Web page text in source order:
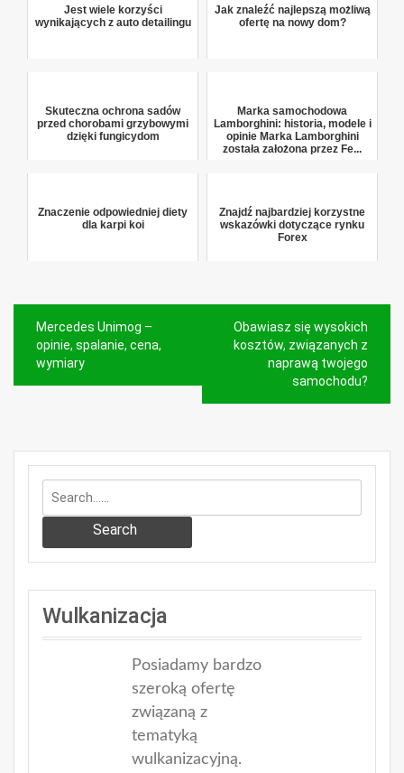
Jest wiele korzyści
wynikających z auto detailingu
Jak znaleźć najlepszą możliwą
ofertę na nowy dom?
Skuteczna ochrona sadów
przed chorobami grzybowymi
dzięki fungicydom
Marka samochodowa
Lamborghini: historia, modele i
opinie Marka Lamborghini
została założona przez Fe...
Znaczenie odpowiedniej diety
dla karpi koi
Znajdź najbardziej korzystne
wskazówki dotyczące rynku
Forex
Nawigacja
wpisu
Mercedes Unimog –
opinie, spalanie, cena,
wymiary
Obawiasz się wysokich
kosztów, związanych z
naprawą twojego
samochodu?
Search
Wulkanizacja
Posiadamy bardzo
szeroką ofertę
związaną z
tematyką
wulkanizacyjną.